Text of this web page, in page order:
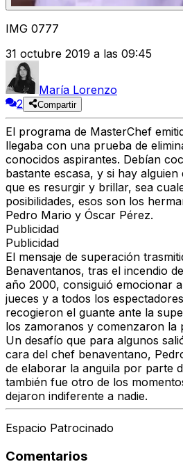
IMG 0777
31 octubre 2019 a las 09:45
María Lorenzo
2
Compartir
El programa de MasterChef
llegaba con una prueba de
conocidos aspirantes. Debían
bastante escasa, y si hay
que es resurgir y brillar, sea
posibilidades, esos son los
Pedro Mario y Óscar Pérez.
Publicidad
Publicidad
El mensaje de superación
Benaventanos, tras el incendio
año 2000, consiguió emocionar
jueces y a todos los
recogieron el guante ante la
los zamoranos y comenzaron la
Un desafío que para algunos
cara del chef benaventano,
de elaborar la anguila por parte
también fue otro de los
dejaron indiferente a nadie.
Espacio Patrocinado
Comentarios